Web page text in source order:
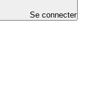
Se connecter